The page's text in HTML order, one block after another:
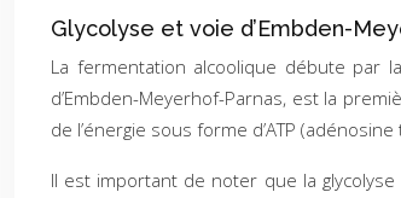
Glycolyse et voie d’Embden-
La fermentation alcoolique débute par
d’Embden-Meyerhof-Parnas, est la
de l’énergie sous forme d’ATP
Il est important de noter que la